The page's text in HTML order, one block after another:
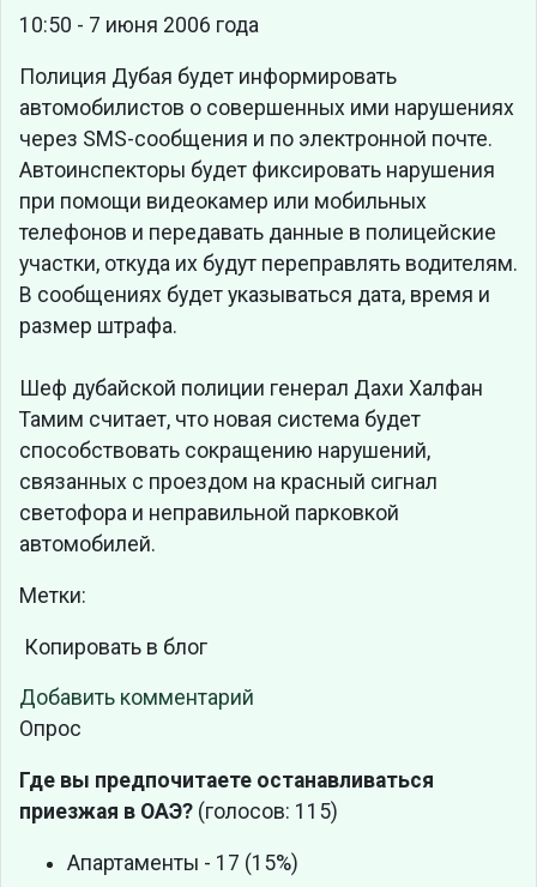
10:50 - 7 июня 2006 года
Полиция Дубая будет информировать
автомобилистов о совершенных ими нарушениях
через SMS-сообщения и по электронной почте.
Автоинспекторы будет фиксировать нарушения
при помощи видеокамер или мобильных
телефонов и передавать данные в полицейские
участки, откуда их будут переправлять водителям.
В сообщениях будет указываться дата, время и
размер штрафа.
Шеф дубайской полиции генерал Дахи Халфан
Тамим считает, что новая система будет
способствовать сокращению нарушений,
связанных с проездом на красный сигнал
светофора и неправильной парковкой
автомобилей.
Метки:
Копировать в блог
Добавить комментарий
Опрос
Где вы предпочитаете останавливаться
приезжая в ОАЭ? (голосов: 115)
Апартаменты - 17 (15%)